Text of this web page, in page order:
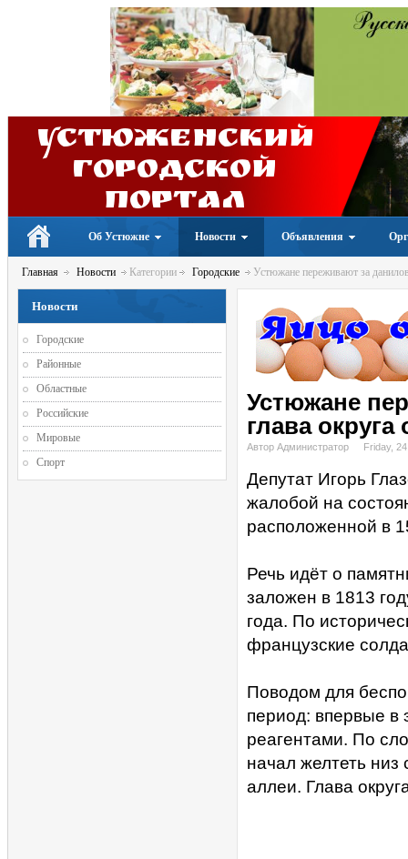
Устюженский
Городской
портал
Об Устюжне Новости Объявления
Главная Новости Категории Городские Устюжане переживают за
Устюжане
глава
Автор Администратор Friday,
Депутат Игорь
жалобой на
расположенной в
Речь идёт о
заложен в 1813
года. По
французские
Поводом для
период: впервые в
реагентами. По
начал желтеть низ
аллеи. Глава
Новости
Городские
Районные
Областные
Российские
Мировые
Спорт